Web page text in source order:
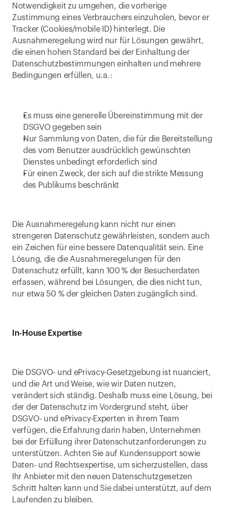
Notwendigkeit zu umgehen, die vorherige
Zustimmung eines Verbrauchers einzuholen, bevor er
Tracker (Cookies/mobile ID) hinterlegt. Die
Ausnahmeregelung wird nur für Lösungen gewährt,
die einen hohen Standard bei der Einhaltung der
Datenschutzbestimmungen einhalten und mehrere
Bedingungen erfüllen, u.a.:
Es muss eine generelle Übereinstimmung mit der
DSGVO gegeben sein
Nur Sammlung von Daten, die für die Bereitstellung
des vom Benutzer ausdrücklich gewünschten
Dienstes unbedingt erforderlich sind
Für einen Zweck, der sich auf die strikte Messung
des Publikums beschränkt
Die Ausnahmeregelung kann nicht nur einen
strengeren Datenschutz gewährleisten, sondern auch
ein Zeichen für eine bessere Datenqualität sein. Eine
Lösung, die die Ausnahmeregelungen für den
Datenschutz erfüllt, kann 100 % der Besucherdaten
erfassen, während bei Lösungen, die dies nicht tun,
nur etwa 50 % der gleichen Daten zugänglich sind.
In-House Expertise
Die DSGVO- und ePrivacy-Gesetzgebung ist nuanciert,
und die Art und Weise, wie wir Daten nutzen,
verändert sich ständig. Deshalb muss eine Lösung, bei
der der Datenschutz im Vordergrund steht, über
DSGVO- und ePrivacy-Experten in ihrem Team
verfügen, die Erfahrung darin haben, Unternehmen
bei der Erfüllung ihrer Datenschutzanforderungen zu
unterstützen. Achten Sie auf Kundensupport sowie
Daten- und Rechtsexpertise, um sicherzustellen, dass
Ihr Anbieter mit den neuen Datenschutzgesetzen
Schritt halten kann und Sie dabei unterstützt, auf dem
Laufenden zu bleiben.